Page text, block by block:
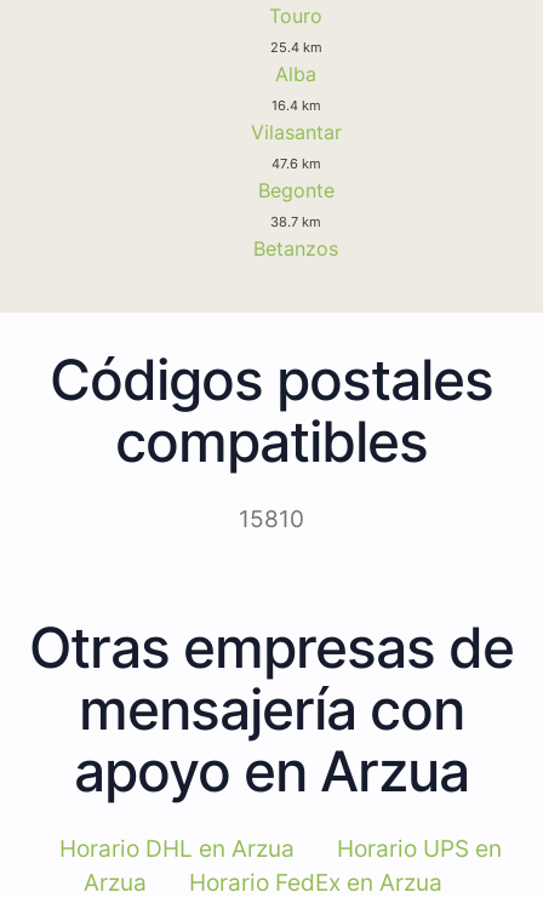
Touro
25.4 km
Alba
16.4 km
Vilasantar
47.6 km
Begonte
38.7 km
Betanzos
Códigos postales
compatibles
15810
Otras empresas de
mensajería con
apoyo en Arzua
Horario DHL en Arzua
Horario UPS en
Arzua
Horario FedEx en Arzua